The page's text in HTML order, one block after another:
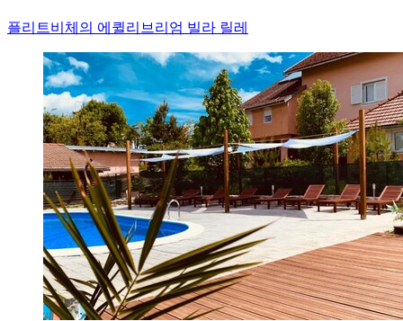
플리트비체의 에퀼리브리엄 빌라 릴레